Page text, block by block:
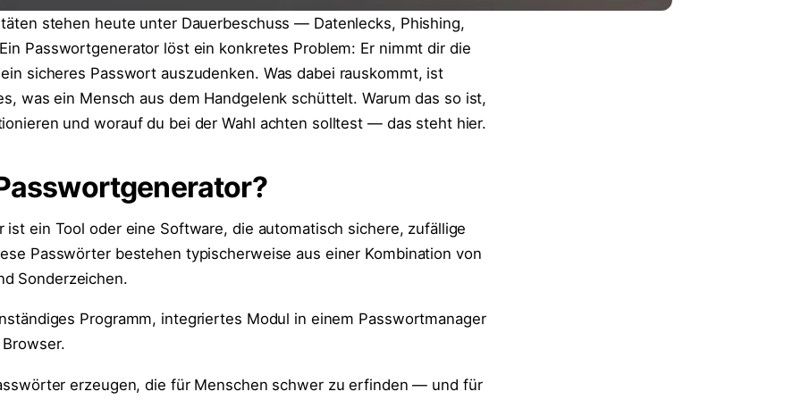
stehen heute unter Dauerbeschuss — Datenlecks, Phishing,
Passwortgenerator löst ein konkretes Problem: Er nimmt dir die
sicheres Passwort auszudenken. Was dabei rauskommt, ist
was ein Mensch aus dem Handgelenk schüttelt. Warum das so ist,
und worauf du bei der Wahl achten solltest — das steht hier.
ist ein Tool oder eine Software, die automatisch sichere, zufällige
Passwörter bestehen typischerweise aus einer Kombination von
Sonderzeichen.
Programm, integriertes Modul in einem Passwortmanager
erzeugen, die für Menschen schwer zu erfinden — und für